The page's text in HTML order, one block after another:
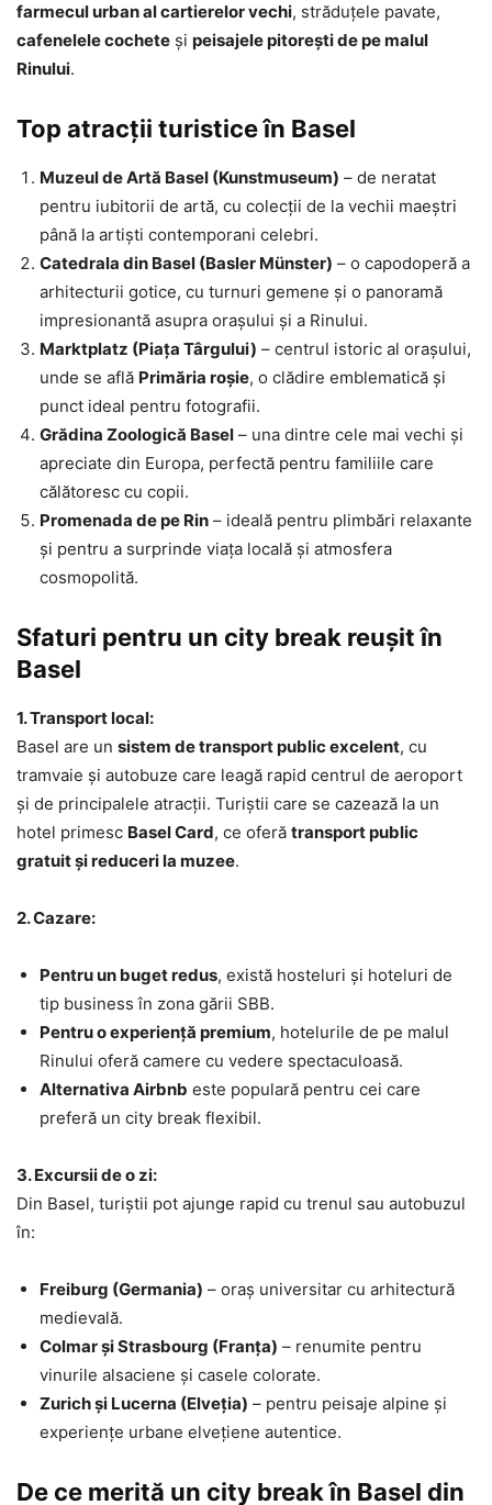
farmecul urban al cartierelor vechi, străduțele pavate,
cafenelele cochete și peisajele pitorești de pe malul
Rinului.
Top atracții turistice în Basel
Muzeul de Artă Basel (Kunstmuseum) – de neratat
pentru iubitorii de artă, cu colecții de la vechii maeștri
până la artiști contemporani celebri.
Catedrala din Basel (Basler Münster) – o capodoperă a
arhitecturii gotice, cu turnuri gemene și o panoramă
impresionantă asupra orașului și a Rinului.
Marktplatz (Piața Târgului) – centrul istoric al orașului,
unde se află Primăria roșie, o clădire emblematică și
punct ideal pentru fotografii.
Grădina Zoologică Basel – una dintre cele mai vechi și
apreciate din Europa, perfectă pentru familiile care
călătoresc cu copii.
Promenada de pe Rin – ideală pentru plimbări relaxante
și pentru a surprinde viața locală și atmosfera
cosmopolită.
Sfaturi pentru un city break reușit în
Basel
1. Transport local:
Basel are un sistem de transport public excelent, cu
tramvaie și autobuze care leagă rapid centrul de aeroport
și de principalele atracții. Turiștii care se cazează la un
hotel primesc Basel Card, ce oferă transport public
gratuit și reduceri la muzee.
2. Cazare:
Pentru un buget redus, există hosteluri și hoteluri de
tip business în zona gării SBB.
Pentru o experiență premium, hotelurile de pe malul
Rinului oferă camere cu vedere spectaculoasă.
Alternativa Airbnb este populară pentru cei care
preferă un city break flexibil.
3. Excursii de o zi:
Din Basel, turiștii pot ajunge rapid cu trenul sau autobuzul
în:
Freiburg (Germania) – oraș universitar cu arhitectură
medievală.
Colmar și Strasbourg (Franța) – renumite pentru
vinurile alsaciene și casele colorate.
Zurich și Lucerna (Elveția) – pentru peisaje alpine și
experiențe urbane elvețiene autentice.
De ce merită un city break în Basel din